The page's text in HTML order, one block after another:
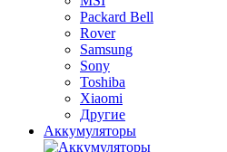
Packard Bell
Rover
Samsung
Sony
Toshiba
Xiaomi
Другие
Аккумуляторы